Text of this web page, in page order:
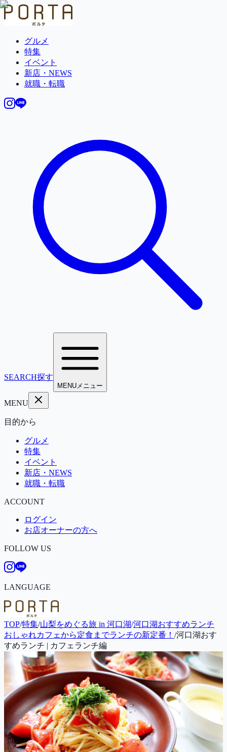
グルメ
特集
イベント
新店・NEWS
就職・転職
SEARCH探す
MENUメニュー
MENU
目的から
グルメ
特集
イベント
新店・NEWS
就職・転職
ACCOUNT
ログイン
お店オーナーの方へ
FOLLOW US
LANGUAGE
TOP/特集/山梨をめぐる旅 in 河口湖/河口湖おすすめランチ
おしゃれカフェから定食までランチの新定番！ /河口湖おす
すめランチ | カフェランチ編